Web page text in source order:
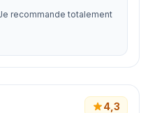
recommande totalement
4,3